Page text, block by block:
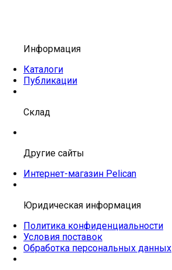
Информация
Каталоги
Публикации
Склад
Другие сайты
Интернет-магазин Pelican
Юридическая информация
Политика конфиденциальности
Условия поставок
Обработка персональных данных